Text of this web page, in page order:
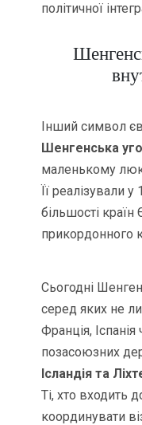
політичної
Інший символ
Шенгенська
маленькому
Її реалізували
більшості
прикордонного
Сьогодні
серед яких не
Франція,
позасоюзних
Ісландія та
Ті, хто входить
координувати